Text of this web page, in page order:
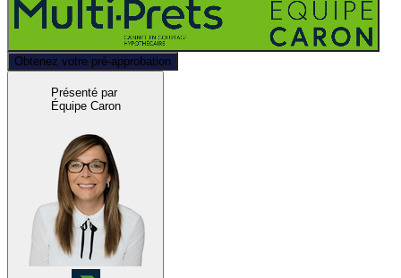
Obtenez votre pré-approbation
Présenté par
Équipe Caron